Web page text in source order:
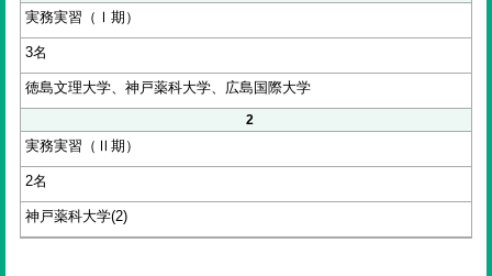
実務実習（Ⅰ期）
3名
徳島文理大学、神戸薬科大学、広島国際大学
2
実務実習（Ⅱ期）
2名
神戸薬科大学(2)